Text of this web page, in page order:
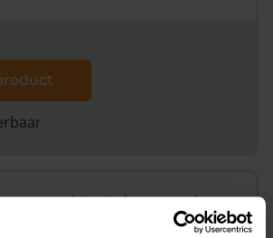
(1 jaar gratis